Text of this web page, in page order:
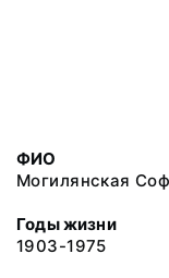
ФИО
Могилянская
Годы жизни
1903-1975